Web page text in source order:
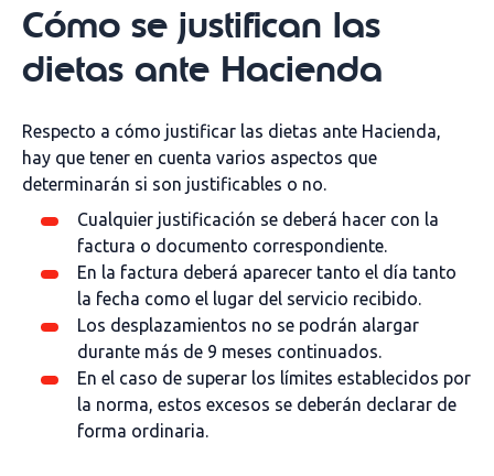
Cómo se justifican las
dietas ante Hacienda
Respecto a cómo justificar las dietas ante Hacienda,
hay que tener en cuenta varios aspectos que
determinarán si son justificables o no.
Cualquier justificación se deberá hacer con la
factura o documento correspondiente.
En la factura deberá aparecer tanto el día tanto
la fecha como el lugar del servicio recibido.
Los desplazamientos no se podrán alargar
durante más de 9 meses continuados.
En el caso de superar los límites establecidos por
la norma, estos excesos se deberán declarar de
forma ordinaria.